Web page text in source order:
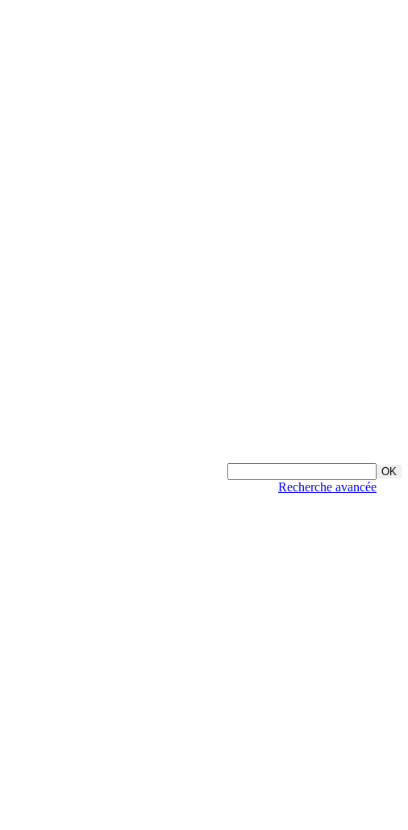
Recherche avancée